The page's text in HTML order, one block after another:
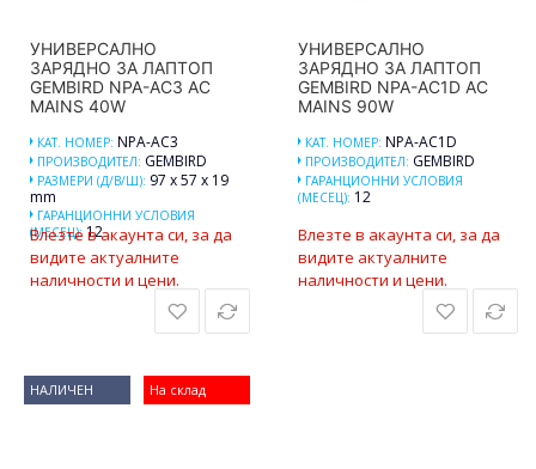
УНИВЕРСАЛНО
ЗАРЯДНО ЗА ЛАПТОП
GEMBIRD NPA-AC3 AC
MAINS 40W
КАТ. НОМЕР: NPA-AC3
ПРОИЗВОДИТЕЛ: GEMBIRD
РАЗМЕРИ (Д/В/Ш): 97 x 57 x 19
mm
ГАРАНЦИОННИ УСЛОВИЯ
(МЕСЕЦ): 12
Влезте в акаунта си, за да
видите актуалните
наличности и цени.
УНИВЕРСАЛНО
ЗАРЯДНО ЗА ЛАПТОП
GEMBIRD NPA-AC1D AC
MAINS 90W
КАТ. НОМЕР: NPA-AC1D
ПРОИЗВОДИТЕЛ: GEMBIRD
ГАРАНЦИОННИ УСЛОВИЯ
(МЕСЕЦ): 12
Влезте в акаунта си, за да
видите актуалните
наличности и цени.
На склад
НАЛИЧЕН